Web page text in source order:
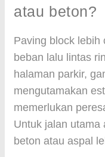
atau beton?
Paving block lebih
beban lalu lintas
halaman parkir,
mengutamakan
memerlukan
Untuk jalan utama
beton atau aspal